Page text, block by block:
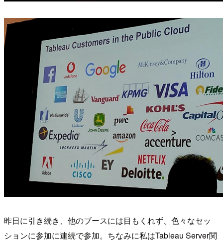
昨日に引き続き、他のブースには目もくれず、色々なセッ
ションに参加に連続で参加。ちなみに私はTableau Server関